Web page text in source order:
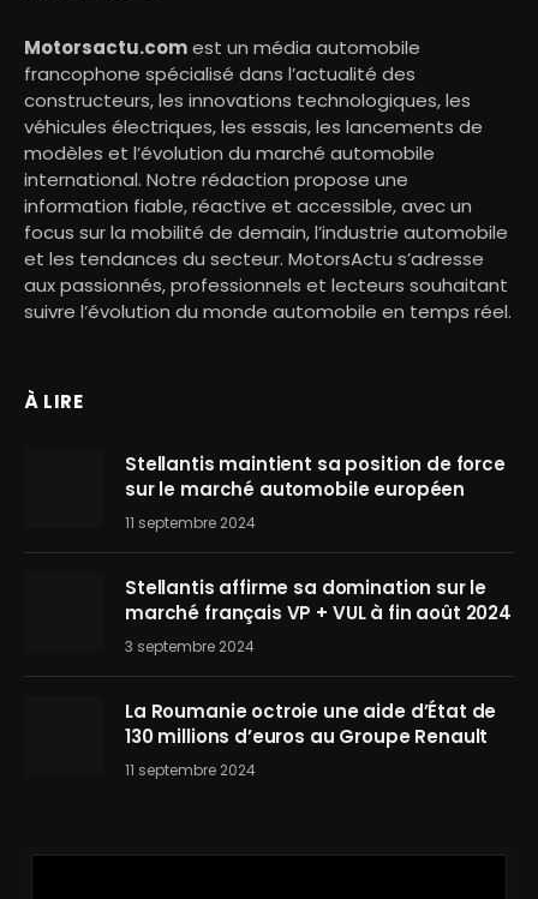
Motorsactu.comest un média automobile
francophone spécialisé dans l’actualité des
constructeurs, les innovations technologiques, les
véhicules électriques, les essais, les lancements de
modèles et l’évolution du marché automobile
international. Notre rédaction propose une
information fiable, réactive et accessible, avec un
focus sur la mobilité de demain, l’industrie automobile
et les tendances du secteur. MotorsActu s’adresse
aux passionnés, professionnels et lecteurs souhaitant
suivre l’évolution du monde automobile en temps réel.
À LIRE
Stellantis maintient sa position de force
sur le marché automobile européen
11 septembre 2024
Stellantis affirme sa domination sur le
marché français VP + VUL à fin août 2024
3 septembre 2024
La Roumanie octroie une aide d’État de
130 millions d’euros au Groupe Renault
11 septembre 2024